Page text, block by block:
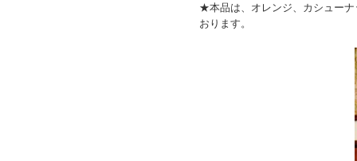
★本品は、オレンジ、カシュー
おります。